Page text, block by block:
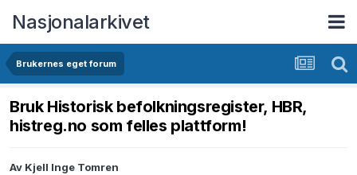
Nasjonalarkivet
Brukernes eget forum
Bruk Historisk befolkningsregister, HBR,
histreg.no som felles plattform!
Av Kjell Inge Tomren